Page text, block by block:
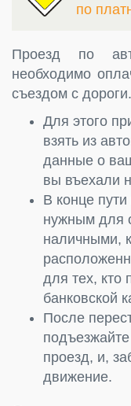
по
Проезд по
необходимо
съездом с дороги.
Для этого
взять из
данные о
вы въехали
В конце
нужным для
наличными,
для тех, кто
банковской
После
проезд, и,
движение.